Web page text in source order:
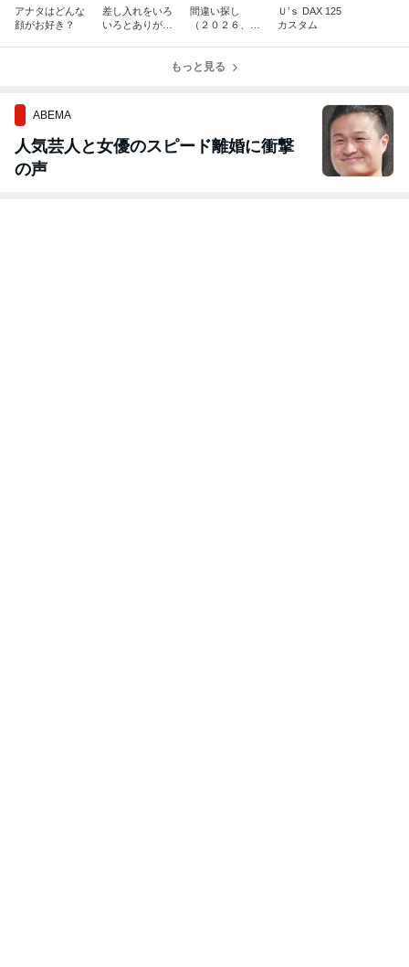
アナタはどんな
顔がお好き？
差し入れをいろ
いろとありがと
間違い探し
（２０２６、７
Ｕ’ｓ DAX 125
カスタム
もっと見る
ABEMA
人気芸人と女優のスピード離婚に衝撃
の声